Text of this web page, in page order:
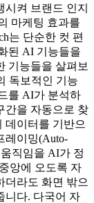
켜 브랜드 인지
마케팅 효과를
는 단순한 컷 편
된 AI 기능들을
기능들을 살펴보
독보적인 기능
를 AI가 분석하
간을 자동으로 찾
데이터를 기반으
레이밍(Auto-
직임을 AI가 정
앙에 오도록 자
더라도 화면 밖으
니다. 다국어 자